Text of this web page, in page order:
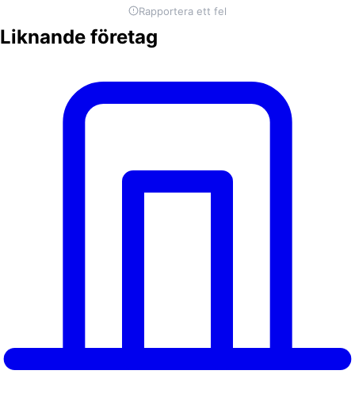
Rapportera ett fel
Liknande företag